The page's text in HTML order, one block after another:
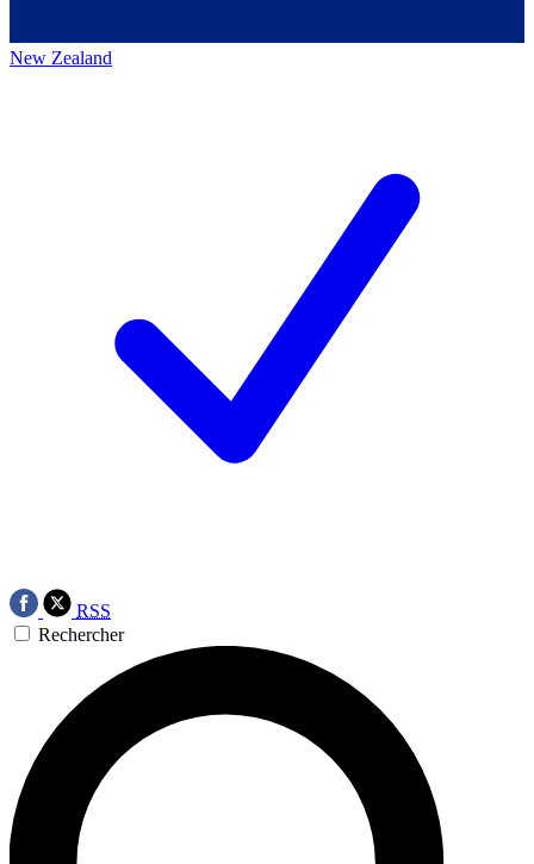
New Zealand
RSS
Rechercher